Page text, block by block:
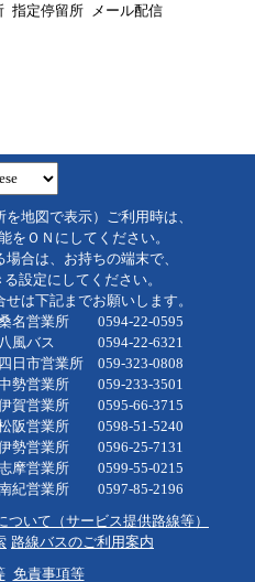
指定停留所 メール配信
地図で表示）ご利用時は、
ＯＮにしてください。
合は、お持ちの端末で、
設定にしてください。
は下記までお願いします。
業所 0594-22-0595
22-6321
営業所 059-323-0808
勢営業所 059-233-3501
営業所 0595-66-3715
営業所 0598-51-5240
業所 0596-25-7131
業所 0599-55-0215
業所 0597-85-2196
いて（サービス提供路線等）
路線バスのご利用案内
免責事項等